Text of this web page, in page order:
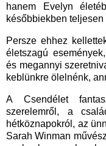
hanem Evelyn
későbbiekben
Persze ehhez
életszagú
és megannyi
keblünkre ölelnénk,
A Csendélet
szerelemről, a
hétköznapokról, az
Sarah Winman